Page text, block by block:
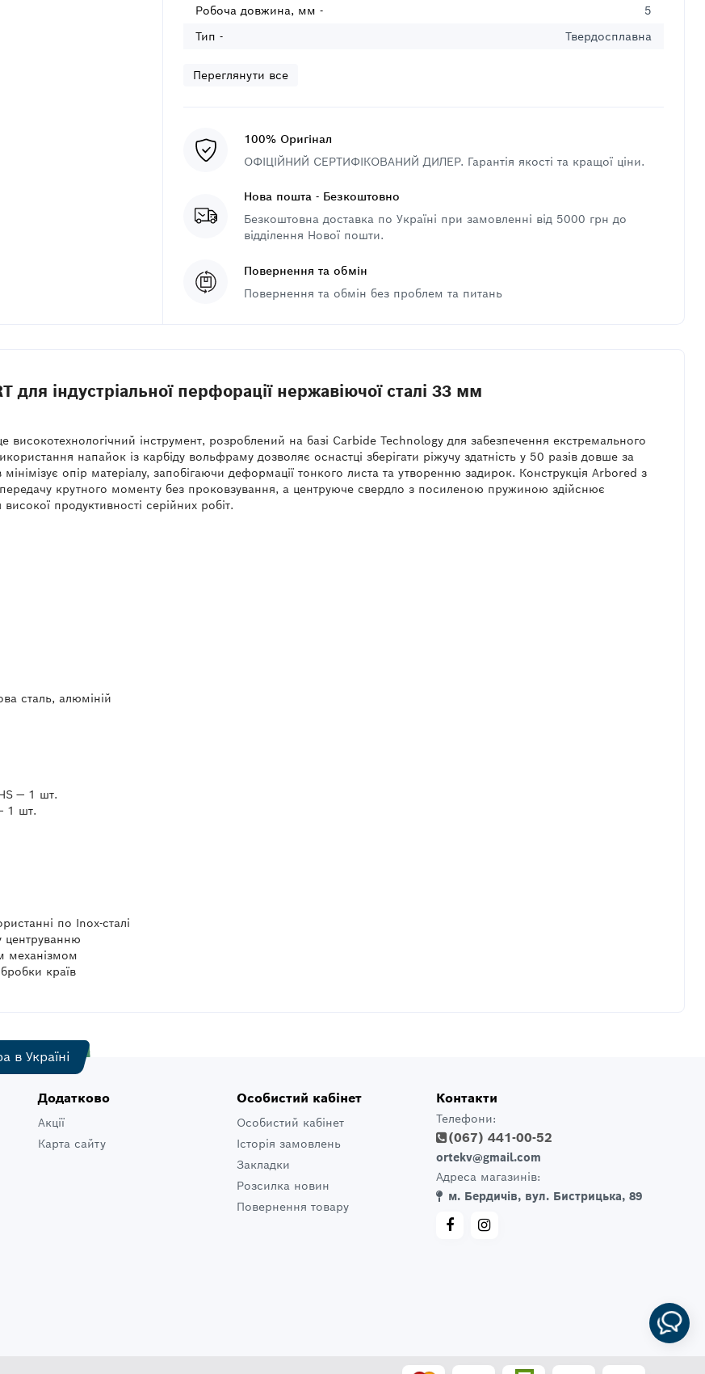
Робоча довжина, мм -
5
Тип -
Твердосплавна
Переглянути все
100% Оригінал
ОФІЦІЙНИЙ СЕРТИФІКОВАНИЙ ДИЛЕР. Гарантія якості та кращої ціни.
Нова пошта - Безкоштовно
Безкоштовна доставка по Україні при замовленні від 5000 грн до
відділення Нової пошти.
Повернення та обмін
Повернення та обмін без проблем та питань
індустріальної перфорації нержавіючої сталі 33 мм
інструмент, розроблений на базі Carbide Technology для забезпечення екстремального
напайок із карбіду вольфраму дозволяє оснастці зберігати ріжучу здатність у 50 разів довше за
мінімізує опір матеріалу, запобігаючи деформації тонкого листа та утворенню задирок. Конструкція Arbored з
крутного моменту без проковзування, а центруюче свердло з посиленою пружиною здійснює
продуктивності серійних робіт.
сталь, алюміній
— 1 шт.
1 шт.
по Inox-сталі
центруванню
механізмом
країв
в Україні
Додатково
Акції
Карта сайту
Особистий кабінет
Особистий кабінет
Історія замовлень
Закладки
Розсилка новин
Повернення товару
Контакти
Телефони:
(067) 441-00-52
ortekv@gmail.com
Адреса магазинів:
м. Бердичів, вул. Бистрицька, 89